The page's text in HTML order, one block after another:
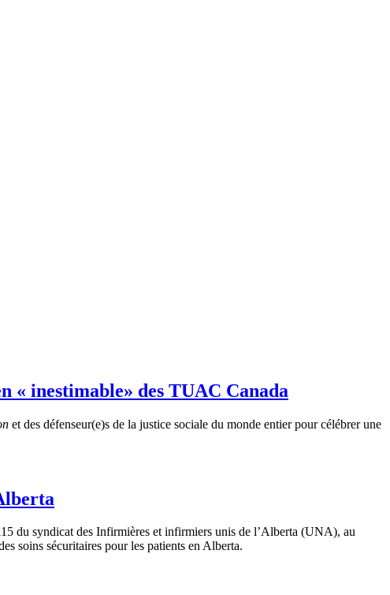
« inestimable» des TUAC Canada
et des défenseur(e)s de la justice sociale du monde entierpourcélébrer une
du syndicatdes Infirmières etinfirmiers unis de l’Alberta (UNA), au
soins sécuritaires pour les patients en Alberta.